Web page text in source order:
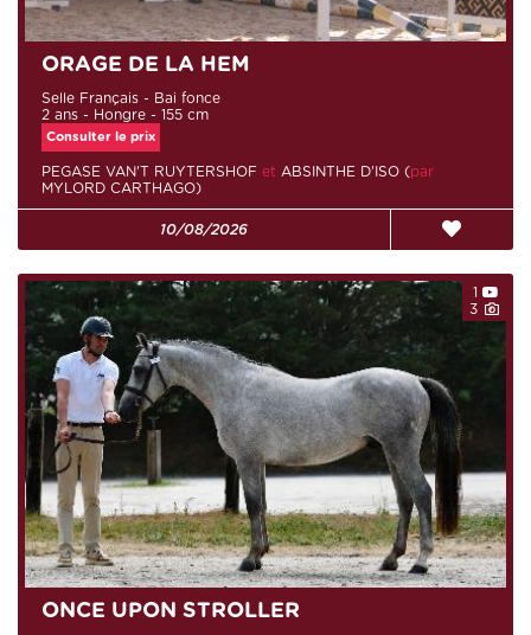
ORAGE DE LA HEM
Selle Français - Bai fonce
2 ans - Hongre - 155 cm
Consulter le prix
PEGASE VAN'T RUYTERSHOF et ABSINTHE D'ISO (par
MYLORD CARTHAGO)
10/08/2026
1
3
ONCE UPON STROLLER